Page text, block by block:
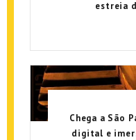
estreia
Chega a São
digital e